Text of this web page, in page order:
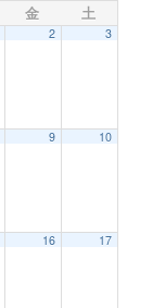
金 土
2 3
9 10
16 17